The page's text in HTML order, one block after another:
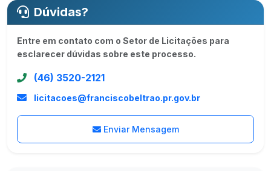
Dúvidas?
Entre em contato com o Setor de Licitações para
esclarecer dúvidas sobre este processo.
(46) 3520-2121
licitacoes@franciscobeltrao.pr.gov.br
Enviar Mensagem